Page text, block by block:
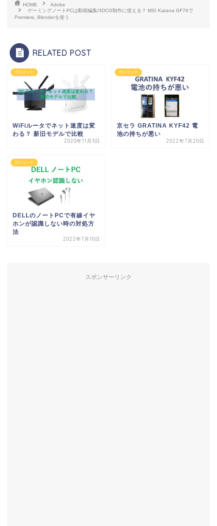
HOME
Adobe
ゲーミングノートPCは動画編集/3DCG制作に使える？ MSI Katana GF76で
Premiere, Blenderを使う
RELATED POST
ガジェット
WiFiルータでネット速度は変
わる？ 新旧モデルで比較
2020年11月3日
ガジェット
京セラ GRATINA KYF42 電
池の持ちが悪い
2022年7月20日
ガジェット
DELLのノートPCで有線イヤ
ホンが認識しない時の対処方
法
2022年7月10日
スポンサーリンク